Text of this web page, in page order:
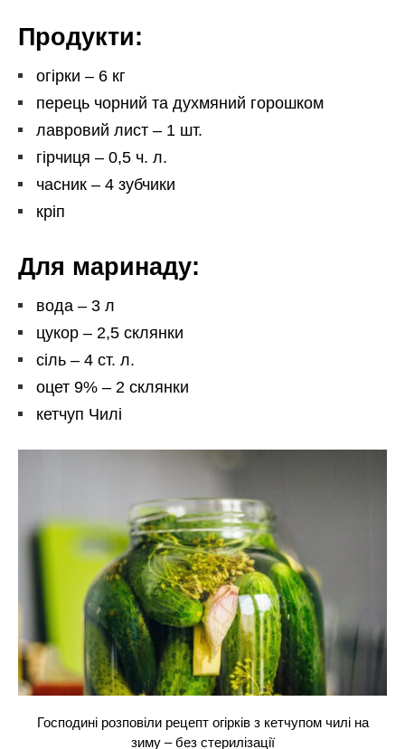
Продукти:
огірки – 6 кг
перець чорний та духмяний горошком
лавровий лист – 1 шт.
гірчиця – 0,5 ч. л.
часник – 4 зубчики
кріп
Для маринаду:
вода – 3 л
цукор – 2,5 склянки
сіль – 4 ст. л.
оцет 9% – 2 склянки
кетчуп Чилі
Господині розповіли рецепт огірків з кетчупом чилі на
зиму – без стерилізації